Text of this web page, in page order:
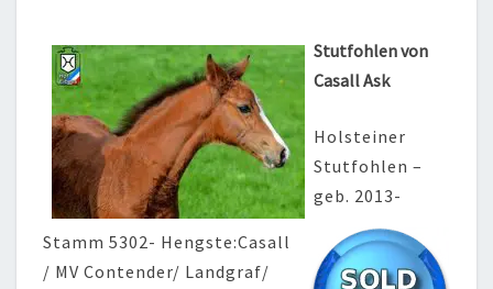
Stutfohlen von
Casall Ask
Holsteiner
Stutfohlen –
geb. 2013-
Stamm 5302- Hengste:Casall
/ MV Contender/ Landgraf/